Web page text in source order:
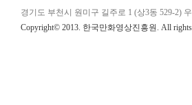
경기도 부천시 원미구 길주로 1 (상3동 529-2)
Copyright© 2013. 한국만화영상진흥원. All rights